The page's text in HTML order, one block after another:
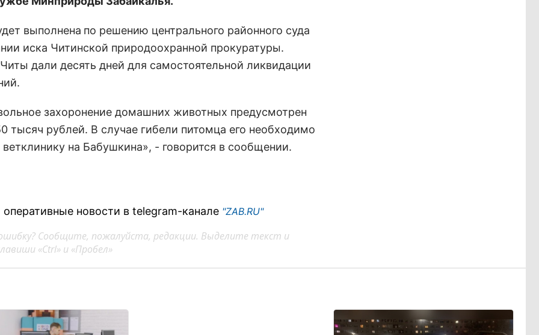
выполнена по решению центрального районного суда
иска Читинской природоохранной прокуратуры.
дали десять дней для самостоятельной ликвидации
захоронение домашних животных предусмотрен
тысяч рублей. В случае гибели питомца его необходимо
ветклинику на Бабушкина», - говорится в сообщении.
новости в telegram-канале "ZAB.RU"
Сообщите, пожалуйста, редакции. Выделите текст и
«Ctrl» и «Пробел»